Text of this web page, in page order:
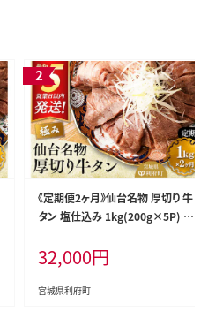
《定期便2ヶ月》仙台名物 厚切り 牛
タン 塩仕込み 1kg(200g×5P) 牛
希少 部位 タン中 タン元 塩ダレ タ
レ 小分け 仙台 名物 厚切 肉厚 お
いしい 美味 牛 肉 焼肉 バーベキュ
32,000円
宮城県利府町